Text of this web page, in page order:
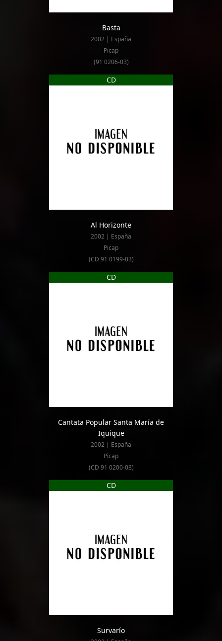
Basta
2002 | España
Picap
(91 0206-03)
CD
Al Horizonte
2002 | España
Picap
(CD 91 0199-03)
CD
Cantata Popular Santa María de
Iquique
2002 | España
Picap
(CD 91 0200-03)
CD
Survarío